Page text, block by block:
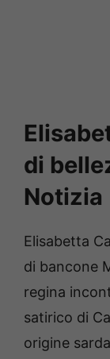
di
Notizia
Elisabetta
di bancone
regina
satirico di
origine